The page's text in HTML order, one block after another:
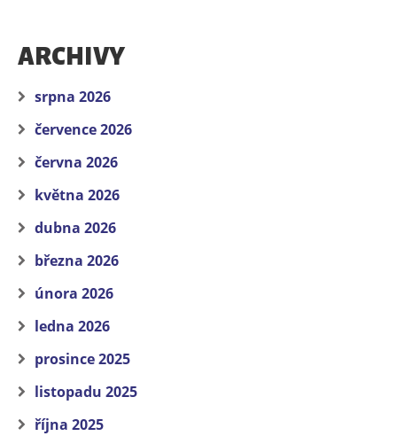
ARCHIVY
srpna 2026
července 2026
června 2026
května 2026
dubna 2026
března 2026
února 2026
ledna 2026
prosince 2025
listopadu 2025
října 2025